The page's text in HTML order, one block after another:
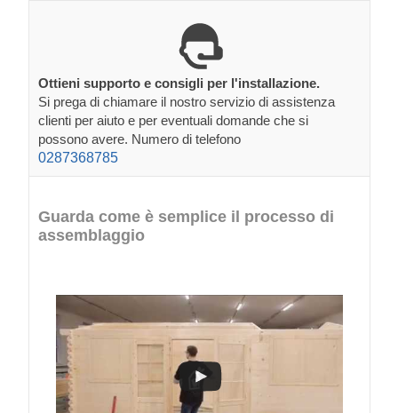
Ottieni supporto e consigli per l'installazione.
Si prega di chiamare il nostro servizio di assistenza
clienti per aiuto e per eventuali domande che si
possono avere. Numero di telefono
0287368785
Guarda come è semplice il processo di
assemblaggio